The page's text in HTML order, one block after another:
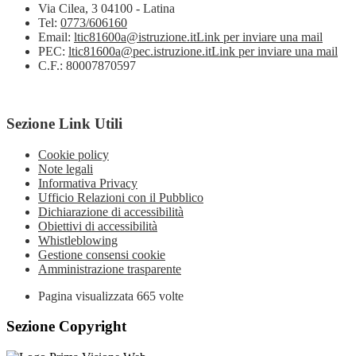
Via Cilea, 3 04100 - Latina
Tel: 0773/606160
Email: ltic81600a@istruzione.itLink per inviare una mail
PEC: ltic81600a@pec.istruzione.itLink per inviare una mail
C.F.: 80007870597
Sezione Link Utili
Cookie policy
Note legali
Informativa Privacy
Ufficio Relazioni con il Pubblico
Dichiarazione di accessibilità
Obiettivi di accessibilità
Whistleblowing
Gestione consensi cookie
Amministrazione trasparente
Pagina visualizzata 665 volte
Sezione Copyright